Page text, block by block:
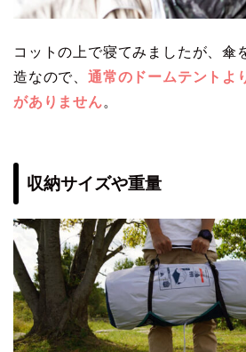
コットの上で寝てみましたが、傘
造なので、 通常のドームテントよ
がありません。
収納サイズや重量